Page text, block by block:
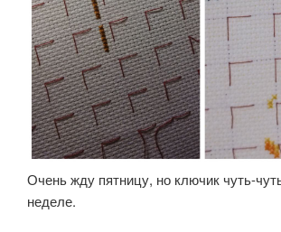
Очень жду пятницу, но ключик чуть-
неделе.